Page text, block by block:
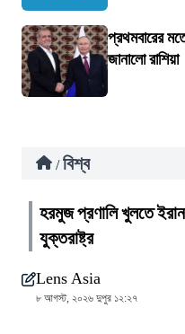
প্রথমবারের
জানালো রাশিয়া
/ বিশ্ব
হরমুজ প্রণালি খুলতে
যুক্তরাষ্ট্র
Lens Asia
৮ আগস্ট, ২০২৬ দুপুর ১২:২৭